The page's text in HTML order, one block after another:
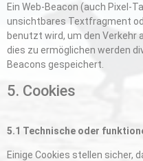
Ein Web-Beacon (auch Pixel-
unsichtbares Textfragment
benutzt wird, um den Verkehr
dies zu ermöglichen werden
Beacons gespeichert.
5. Cookies
5.1 Technische oder
Einige Cookies stellen sicher,